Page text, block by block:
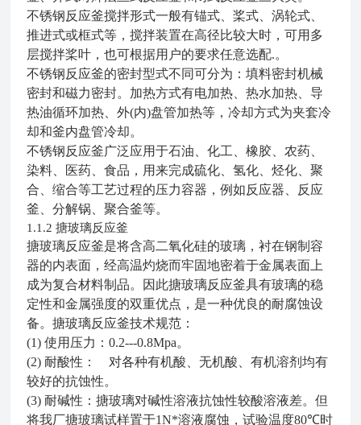
不锈钢反应釜搅拌形式一般有锚式、桨式、涡轮式、
推进式或框式等，搅拌装置在高径比较大时，可用多
层搅拌桨叶，也可根据用户的要求任意选配.。
不锈钢反应釜的密封型式不同可分为：填料密封机械
密封和磁力密封。加热方式有电加热、热水加热、导
热油循环加热、外(内)盘管加热等，冷却方式为夹套冷
却和釜内盘管冷却。
不锈钢反应釜广泛应用于石油、化工、橡胶、农药、
染料、医药、食品，用来完成硫化、氢化、烃化、聚
合、缩合等工艺过程的压力容器，例如反应器、反应
釜、分解锅、聚合釜等。
1.1.2搪玻璃反应釜
搪玻璃反应釜是将含高二氧化硅的玻璃，衬在钢制容
器的内表面，经高温灼烧而牢固地密着于金属表面上
成为复合材料制品。因此搪玻璃反应釜具有玻璃的稳
定性和金属强度的双重优点，是一种优良的耐腐蚀设
备。搪玻璃反应釜技术规范：
(1)使用压力：0.2---0.8Mpa。
(2)耐酸性： 对各种有机酸、无机酸、有机溶剂均有
较好的抗蚀性。
(3)耐碱性：搪玻璃对碱性溶液抗蚀性较酸溶液差。但
将我厂搪玻璃试样置于1N*溶液腐蚀，试验温度80℃时